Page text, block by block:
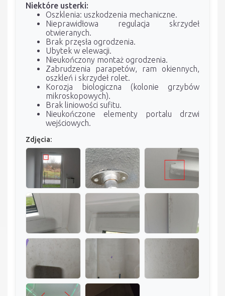
Niektóre usterki:
Oszklenia: uszkodzenia mechaniczne.
Nieprawidłowa regulacja skrzydeł
otwieranych.
Brak przęsła ogrodzenia.
Ubytek w elewacji.
Nieukończony montaż ogrodzenia.
Zabrudzenia parapetów, ram okiennych,
oszkleń i skrzydeł rolet.
Korozja biologiczna (kolonie grzybów
mikroskopowych).
Brak liniowości sufitu.
Nieukończone elementy portalu drzwi
wejściowych.
Zdjęcia: